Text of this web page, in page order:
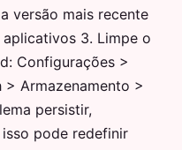
versão mais recente
3. Limpe o
Configurações >
Armazenamento >
persistir,
pode redefinir